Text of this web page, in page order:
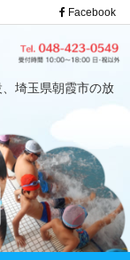
埼玉県朝霞市の放
Facebook